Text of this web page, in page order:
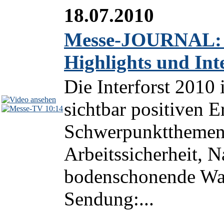
10:14
18.07.2010
Messe-
Highlights und
Die Interforst 2010
sichtbar positiven
Arbeitssicherheit,
bodenschonende
Sendung:...